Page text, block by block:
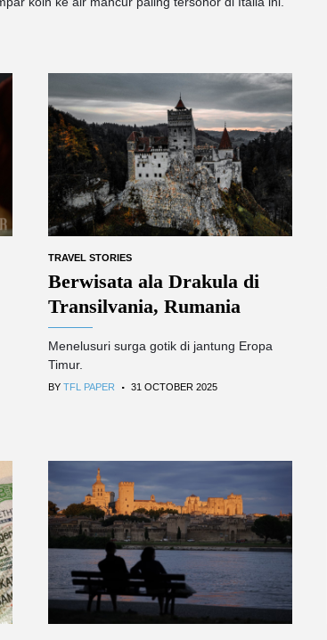
TRAVEL STORIES
Berwisata ala Drakula di
Transilvania, Rumania
Menelusuri surga gotik di jantung Eropa
Timur.
BY TFL PAPER . 31 OCTOBER 2025